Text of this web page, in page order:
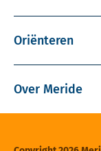
Oriënteren
Over Meride